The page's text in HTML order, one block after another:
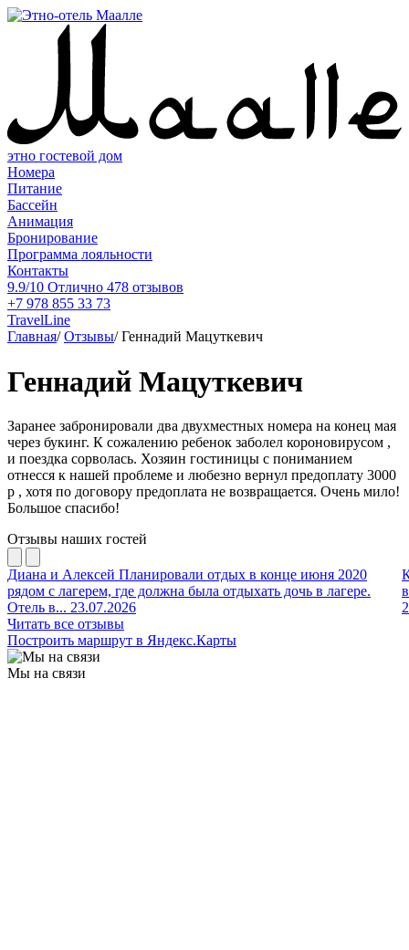
этно гостевой дом
Номера
Питание
Бассейн
Анимация
Бронирование
Программа лояльности
Контакты
9.9/10 Отлично 478 отзывов
+7 978 855 33 73
TravelLine
Главная/ Отзывы/ Геннадий Мацуткевич
Геннадий Мацуткевич
Заранее забронировали два двухместных номера на конец мая
через букинг. К сожалению ребенок заболел короновирусом ,
и поездка сорволась. Хозяин гостиницы с пониманием
отнесся к нашей проблеме и любезно вернул предоплату 3000
р , хотя по договору предоплата не возвращается. Очень мило!
Большое спасибо!
Отзывы наших гостей
Диана и Алексей Планировали отдых в конце июня 2020
рядом с лагерем, где должна была отдыхать дочь в лагере.
Отель в... 23.07.2026
Читать все отзывы
Построить маршрут в Яндекс.Карты
Мы на связи